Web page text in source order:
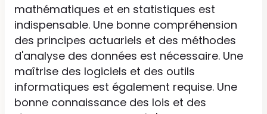
mathématiques et en statistiques est
indispensable. Une bonne compréhension
des principes actuariels et des méthodes
d'analyse des données est nécessaire. Une
maîtrise des logiciels et des outils
informatiques est également requise. Une
bonne connaissance des lois et des